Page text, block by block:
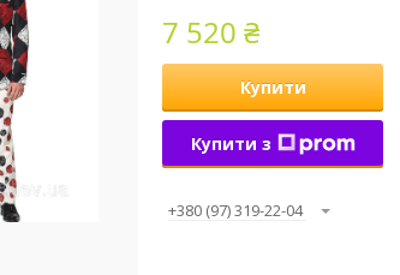
7 520 ₴
Купити
Купити з
+380 (97) 319-22-04